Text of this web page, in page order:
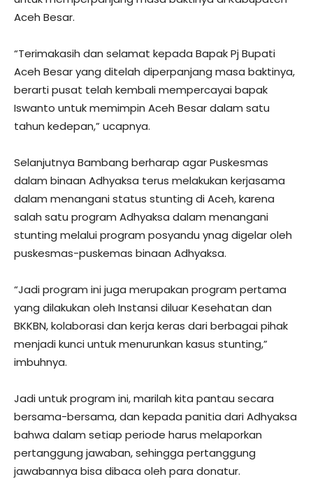
Aceh Besar.
“Terimakasih dan selamat kepada Bapak Pj Bupati
Aceh Besar yang ditelah diperpanjang masa baktinya,
berarti pusat telah kembali mempercayai bapak
Iswanto untuk memimpin Aceh Besar dalam satu
tahun kedepan,” ucapnya.
Selanjutnya Bambang berharap agar Puskesmas
dalam binaan Adhyaksa terus melakukan kerjasama
dalam menangani status stunting di Aceh, karena
salah satu program Adhyaksa dalam menangani
stunting melalui program posyandu ynag digelar oleh
puskesmas-puskemas binaan Adhyaksa.
“Jadi program ini juga merupakan program pertama
yang dilakukan oleh Instansi diluar Kesehatan dan
BKKBN, kolaborasi dan kerja keras dari berbagai pihak
menjadi kunci untuk menurunkan kasus stunting,”
imbuhnya.
Jadi untuk program ini, marilah kita pantau secara
bersama-bersama, dan kepada panitia dari Adhyaksa
bahwa dalam setiap periode harus melaporkan
pertanggung jawaban, sehingga pertanggung
jawabannya bisa dibaca oleh para donatur.